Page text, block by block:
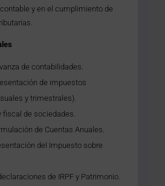
y en el cumplimiento de
de contabilidades.
de impuestos
y trimestrales).
fiscal de sociedades.
de Cuentas Anuales.
del Impuesto sobre
de IRPF y Patrimonio.